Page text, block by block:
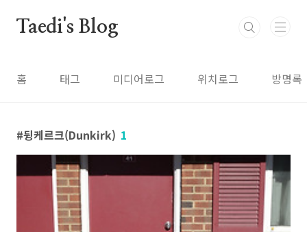
Taedi's Blog
홈 태그 미디어로그 위치로그 방명록
뒹케르크(Dunkirk) 1